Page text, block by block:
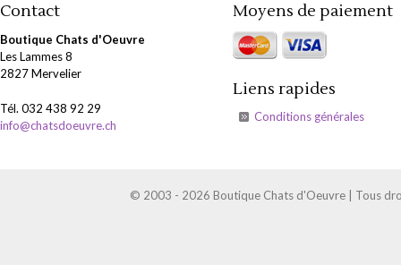
Contact
Boutique Chats d'Oeuvre
Les Lammes 8
2827 Mervelier
Tél. 032 438 92 29
info@chatsdoeuvre.ch
Moyens de paiement
Liens rapides
Conditions générales
© 2003 - 2026 Boutique Chats d'Oeuvre | Tous